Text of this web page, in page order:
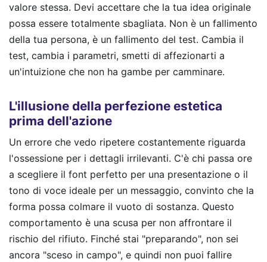
valore stessa. Devi accettare che la tua idea originale
possa essere totalmente sbagliata. Non è un fallimento
della tua persona, è un fallimento del test. Cambia il
test, cambia i parametri, smetti di affezionarti a
un'intuizione che non ha gambe per camminare.
L'illusione della perfezione estetica
prima dell'azione
Un errore che vedo ripetere costantemente riguarda
l'ossessione per i dettagli irrilevanti. C'è chi passa ore
a scegliere il font perfetto per una presentazione o il
tono di voce ideale per un messaggio, convinto che la
forma possa colmare il vuoto di sostanza. Questo
comportamento è una scusa per non affrontare il
rischio del rifiuto. Finché stai "preparando", non sei
ancora "sceso in campo", e quindi non puoi fallire